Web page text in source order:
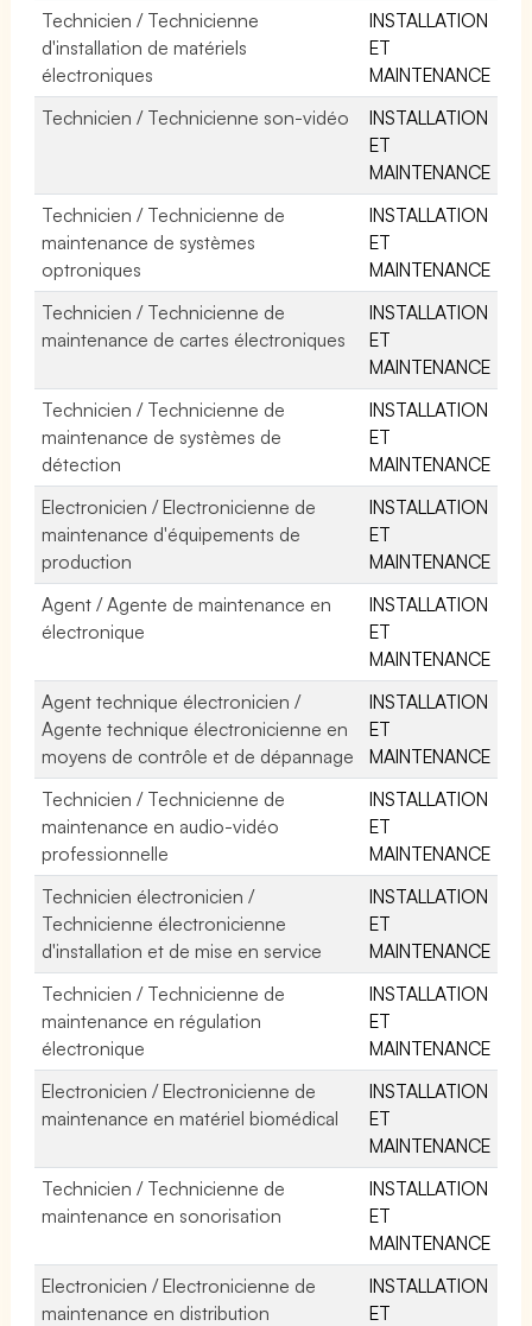
Technicien / Technicienne
d'installation de matériels
électroniques
INSTALLATION
ET
MAINTENANCE
Technicien / Technicienne son-vidéo
INSTALLATION
ET
MAINTENANCE
Technicien / Technicienne de
maintenance de systèmes
optroniques
INSTALLATION
ET
MAINTENANCE
Technicien / Technicienne de
maintenance de cartes électroniques
INSTALLATION
ET
MAINTENANCE
Technicien / Technicienne de
maintenance de systèmes de
détection
INSTALLATION
ET
MAINTENANCE
Electronicien / Electronicienne de
maintenance d'équipements de
production
INSTALLATION
ET
MAINTENANCE
Agent / Agente de maintenance en
électronique
INSTALLATION
ET
MAINTENANCE
Agent technique électronicien /
Agente technique électronicienne en
moyens de contrôle et de dépannage
INSTALLATION
ET
MAINTENANCE
Technicien / Technicienne de
maintenance en audio-vidéo
professionnelle
INSTALLATION
ET
MAINTENANCE
Technicien électronicien /
Technicienne électronicienne
d'installation et de mise en service
INSTALLATION
ET
MAINTENANCE
Technicien / Technicienne de
maintenance en régulation
électronique
INSTALLATION
ET
MAINTENANCE
Electronicien / Electronicienne de
maintenance en matériel biomédical
INSTALLATION
ET
MAINTENANCE
Technicien / Technicienne de
maintenance en sonorisation
INSTALLATION
ET
MAINTENANCE
Electronicien / Electronicienne de
maintenance en distribution
INSTALLATION
ET